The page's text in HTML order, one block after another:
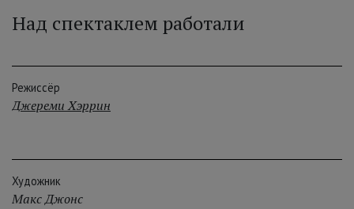
Над спектаклем работали
Режиссёр
Джереми Хэррин
Художник
Макс Джонс